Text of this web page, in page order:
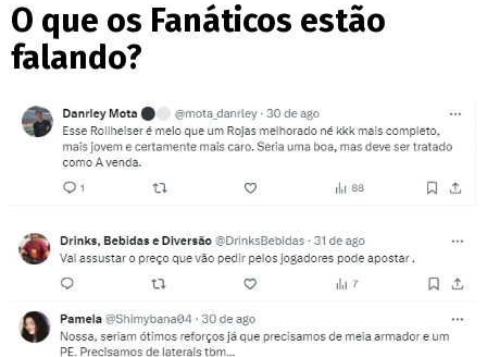
O que os Fanáticos estão
falando?